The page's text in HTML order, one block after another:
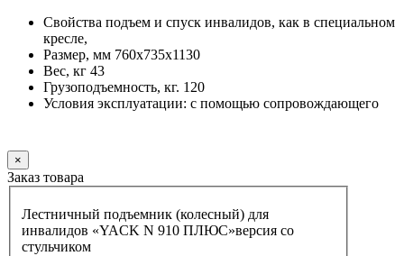
Свойства подъем и спуск инвалидов, как в специальном
кресле,
Размер, мм 760х735х1130
Вес, кг 43
Грузоподъемность, кг. 120
Условия эксплуатации: с помощью сопровождающего
×
Заказ товара
Лестничный подъемник (колесный) для
инвалидов «YACK N 910 ПЛЮС»версия со
стульчиком